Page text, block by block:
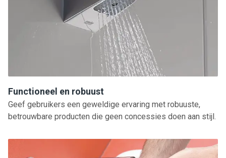
Functioneel en robuust
Geef gebruikers een geweldige ervaring met robuuste,
betrouwbare producten die geen concessies doen aan stijl.